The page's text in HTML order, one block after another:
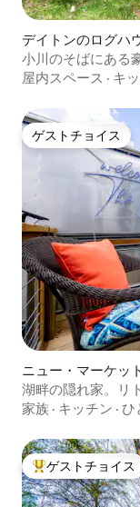
デイトンのログハ
小川のそばにある
ル！スパ！
屋内スペース · キ
ゲストチョイス
ゲストチョイス
ニュー・マーケッ
湖畔の隠れ家。リ
家族 · キッチン · ひ
大好評のゲストチ
ゲストチョイス